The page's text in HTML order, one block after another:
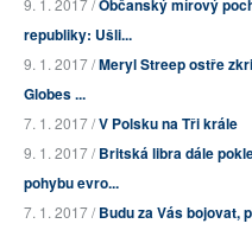
9. 1. 2017 /Občanský mírový
republiky: Ušli...
9. 1. 2017 /Meryl Streep ostře
Globes ...
7. 1. 2017 /V Polsku na Tři krále
9. 1. 2017 /Britská libra dále
pohybu evro...
7. 1. 2017 /Budu za Vás bojovat,